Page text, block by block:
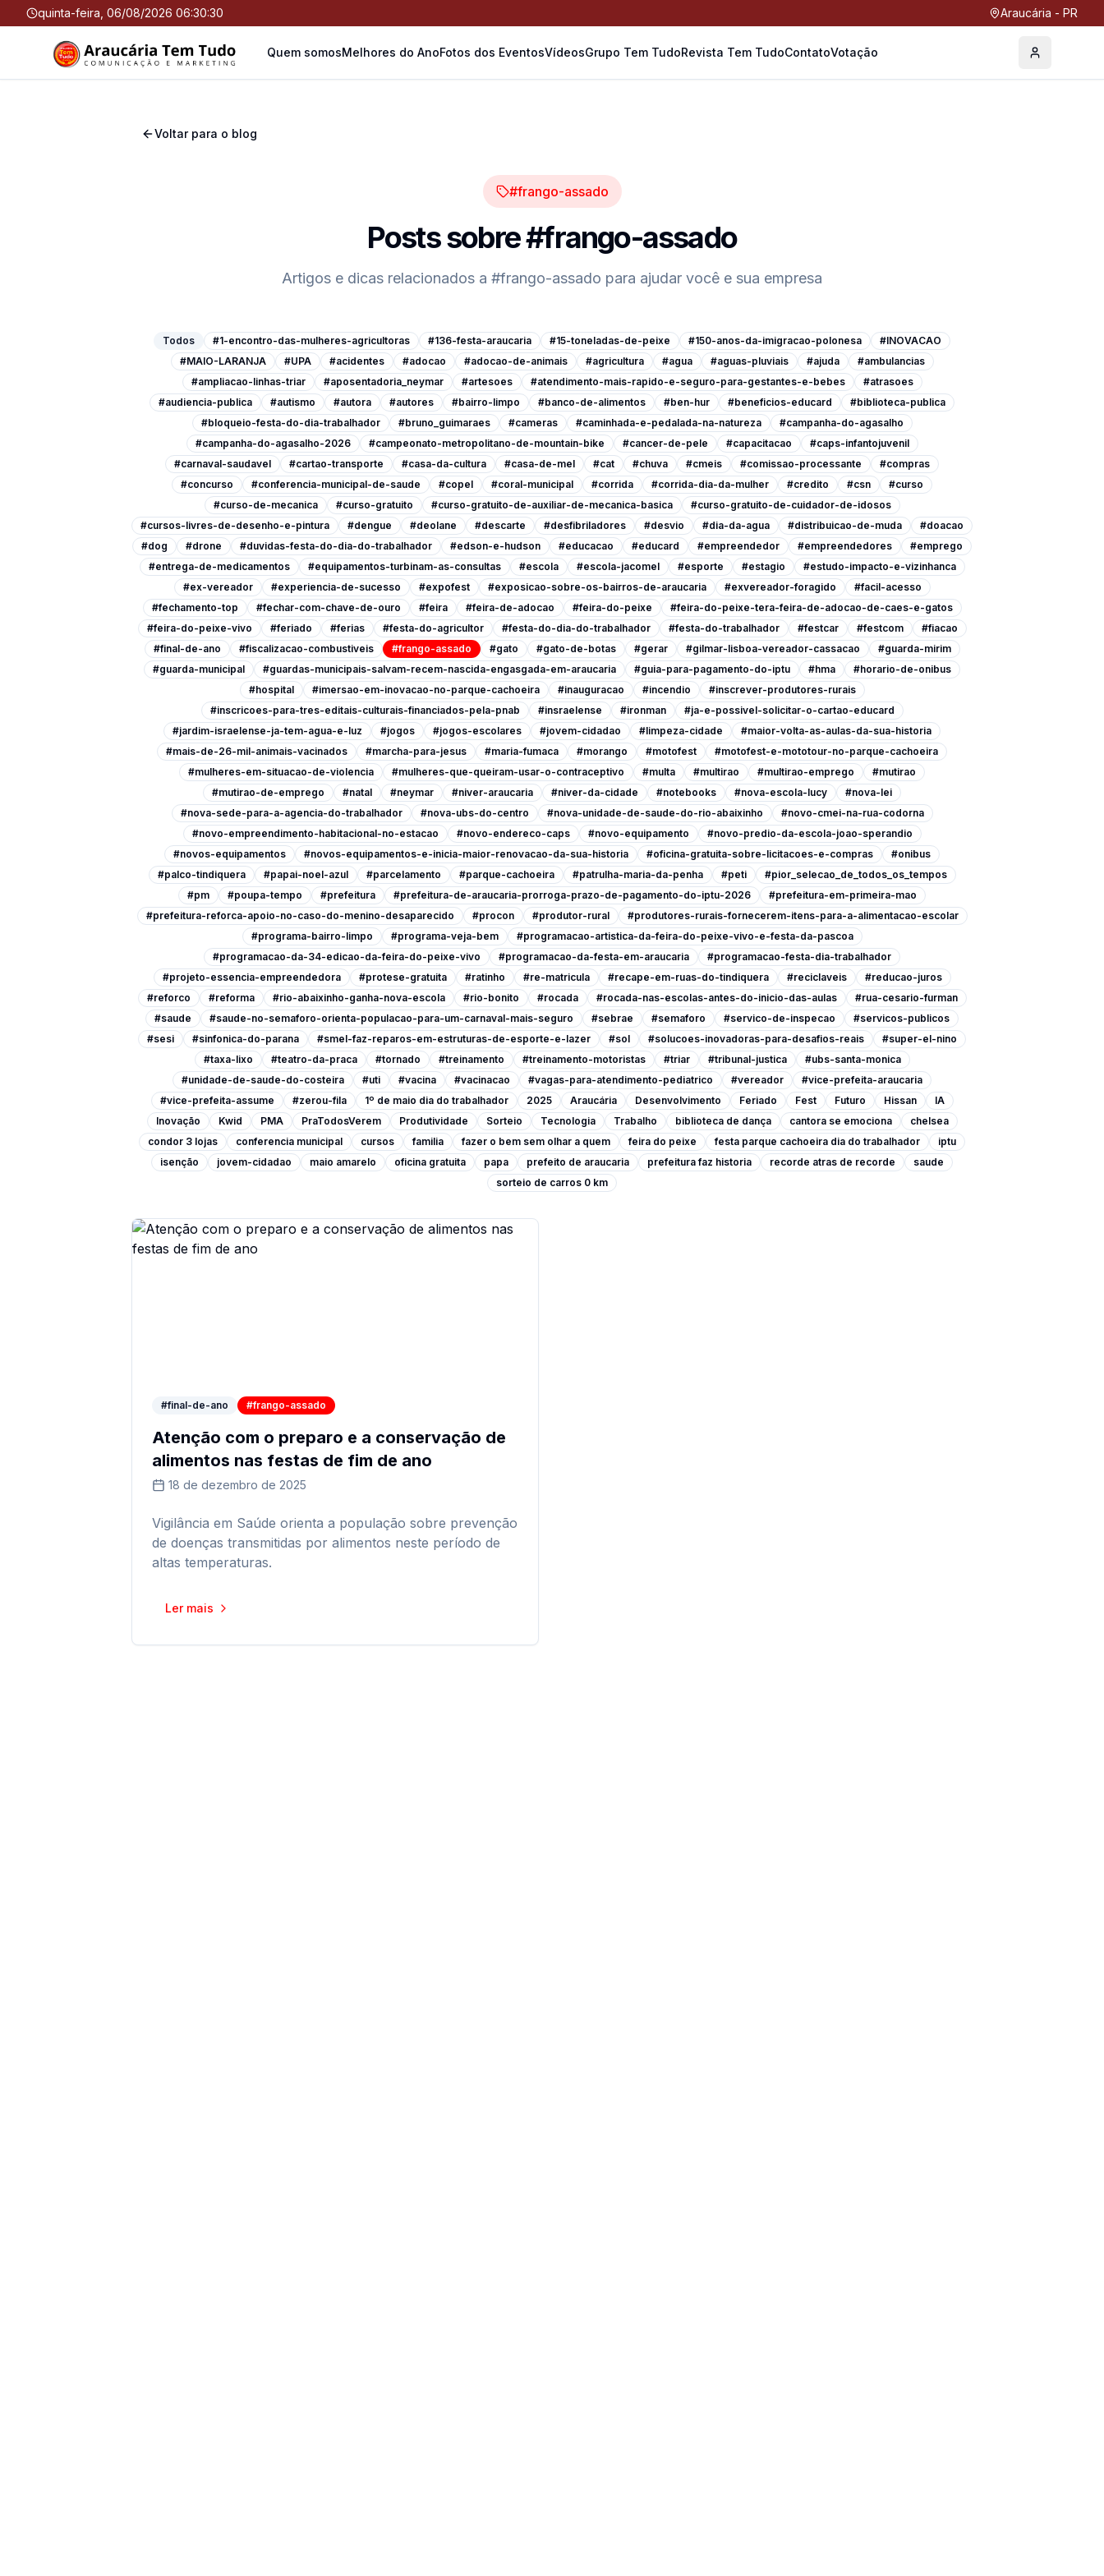
quinta-feira, 06/08/2026 06:30:31 Araucária - PR
Quem somosMelhores do AnoFotos dos EventosVídeosGrupo Tem TudoRevista Tem TudoContatoVotação Perfil
Voltar para o blog
#frango-assado
Posts sobre#frango-assado
Artigos e dicas relacionados a #frango-assado para ajudar você e sua empresa
Todos #1-encontro-das-mulheres-agricultoras #136-festa-araucaria #15-toneladas-de-peixe #150-anos-da-imigracao-polonesa
#INOVACAO
#MAIO-LARANJA
#UPA #acidentes #adocao #adocao-de-animais #agricultura #agua #aguas-pluviais #ajuda
#ambulancias
#ampliacao-linhas-triar
#aposentadoria_neymar #artesoes #atendimento-mais-rapido-e-seguro-para-gestantes-e-bebes
#atrasoes
#audiencia-publica
#autismo #autora #autores #bairro-limpo #banco-de-alimentos #ben-hur #beneficios-educard
#biblioteca-publica
#bloqueio-festa-do-dia-trabalhador
#bruno_guimaraes #cameras #caminhada-e-pedalada-na-natureza
#campanha-do-agasalho
#campanha-do-agasalho-2026
#campeonato-metropolitano-de-mountain-bike #cancer-de-pele #capacitacao
#caps-infantojuvenil
#carnaval-saudavel
#cartao-transporte #casa-da-cultura #casa-de-mel #cat #chuva #cmeis #comissao-processante
#compras
#concurso
#conferencia-municipal-de-saude #copel #coral-municipal #corrida #corrida-dia-da-mulher #credito #csn
#curso
#curso-de-mecanica
#curso-gratuito #curso-gratuito-de-auxiliar-de-mecanica-basica
#curso-gratuito-de-cuidador-de-idosos
#cursos-livres-de-desenho-e-pintura
#dengue #deolane #descarte #desfibriladores #desvio #dia-da-agua #distribuicao-de-muda
#doacao
#dog
#drone #duvidas-festa-do-dia-do-trabalhador #edson-e-hudson #educacao #educard #empreendedor #empreendedores
#emprego
#entrega-de-medicamentos
#equipamentos-turbinam-as-consultas #escola #escola-jacomel #esporte #estagio
#estudo-impacto-e-vizinhanca
#ex-vereador
#experiencia-de-sucesso #expofest #exposicao-sobre-os-bairros-de-araucaria #exvereador-foragido
#facil-acesso
#fechamento-top
#fechar-com-chave-de-ouro #feira #feira-de-adocao #feira-do-peixe
#feira-do-peixe-tera-feira-de-adocao-de-caes-e-gatos
#feira-do-peixe-vivo
#feriado #ferias #festa-do-agricultor #festa-do-dia-do-trabalhador #festa-do-trabalhador #festcar #festcom
#fiacao
#final-de-ano
#fiscalizacao-combustiveis #frango-assado #gato #gato-de-botas #gerar #gilmar-lisboa-vereador-cassacao
#guarda-mirim
#guarda-municipal
#guardas-municipais-salvam-recem-nascida-engasgada-em-araucaria #guia-para-pagamento-do-iptu #hma
#horario-de-onibus
#hospital
#imersao-em-inovacao-no-parque-cachoeira #inauguracao #incendio
#inscrever-produtores-rurais
#inscricoes-para-tres-editais-culturais-financiados-pela-pnab
#insraelense #ironman
#ja-e-possivel-solicitar-o-cartao-educard
#jardim-israelense-ja-tem-agua-e-luz
#jogos #jogos-escolares #jovem-cidadao #limpeza-cidade
#maior-volta-as-aulas-da-sua-historia
#mais-de-26-mil-animais-vacinados
#marcha-para-jesus #maria-fumaca #morango #motofest
#motofest-e-mototour-no-parque-cachoeira
#mulheres-em-situacao-de-violencia
#mulheres-que-queiram-usar-o-contraceptivo #multa #multirao #multirao-emprego
#mutirao
#mutirao-de-emprego
#natal #neymar #niver-araucaria #niver-da-cidade #notebooks #nova-escola-lucy
#nova-lei
#nova-sede-para-a-agencia-do-trabalhador
#nova-ubs-do-centro #nova-unidade-de-saude-do-rio-abaixinho
#novo-cmei-na-rua-codorna
#novo-empreendimento-habitacional-no-estacao
#novo-endereco-caps #novo-equipamento
#novo-predio-da-escola-joao-sperandio
#novos-equipamentos
#novos-equipamentos-e-inicia-maior-renovacao-da-sua-historia #oficina-gratuita-sobre-licitacoes-e-compras
#onibus
#palco-tindiquera
#papai-noel-azul #parcelamento #parque-cachoeira #patrulha-maria-da-penha #peti
#pior_selecao_de_todos_os_tempos
#pm
#poupa-tempo #prefeitura #prefeitura-de-araucaria-prorroga-prazo-de-pagamento-do-iptu-2026
#prefeitura-em-primeira-mao
#prefeitura-reforca-apoio-no-caso-do-menino-desaparecido
#procon #produtor-rural
#produtores-rurais-fornecerem-itens-para-a-alimentacao-escolar
#programa-bairro-limpo
#programa-veja-bem
#programacao-artistica-da-feira-do-peixe-vivo-e-festa-da-pascoa
#programacao-da-34-edicao-da-feira-do-peixe-vivo
#programacao-da-festa-em-araucaria
#programacao-festa-dia-trabalhador
#projeto-essencia-empreendedora
#protese-gratuita #ratinho #re-matricula #recape-em-ruas-do-tindiquera #reciclaveis
#reducao-juros
#reforco
#reforma #rio-abaixinho-ganha-nova-escola #rio-bonito #rocada #rocada-nas-escolas-antes-do-inicio-das-aulas
#rua-cesario-furman
#saude
#saude-no-semaforo-orienta-populacao-para-um-carnaval-mais-seguro #sebrae #semaforo #servico-de-inspecao
#servicos-publicos
#sesi
#sinfonica-do-parana #smel-faz-reparos-em-estruturas-de-esporte-e-lazer #sol #solucoes-inovadoras-para-desafios-reais
#super-el-nino
#taxa-lixo
#teatro-da-praca #tornado #treinamento #treinamento-motoristas #triar #tribunal-justica
#ubs-santa-monica
#unidade-de-saude-do-costeira
#uti #vacina #vacinacao #vagas-para-atendimento-pediatrico #vereador
#vice-prefeita-araucaria
#vice-prefeita-assume
#zerou-fila 1º de maio dia do trabalhador 2025 Araucária Desenvolvimento Feriado Fest Futuro Hissan
IA
Inovação
Kwid PMA PraTodosVerem Produtividade Sorteio Tecnologia Trabalho biblioteca de dança cantora se emociona
chelsea
condor 3 lojas
conferencia municipal cursos familia fazer o bem sem olhar a quem feira do peixe festa parque cachoeira dia do trabalhador
iptu
isenção
jovem-cidadao maio amarelo oficina gratuita papa prefeito de araucaria prefeitura faz historia recorde atras de recorde
saude
sorteio de carros 0 km
#final-de-ano #frango-assado
Atenção com o preparo e a conservação de
alimentos nas festas de fim de ano
18 de dezembro de 2025
Vigilância em Saúde orienta a população sobre prevenção
de doenças transmitidas por alimentos neste período de
altas temperaturas.
Ler mais